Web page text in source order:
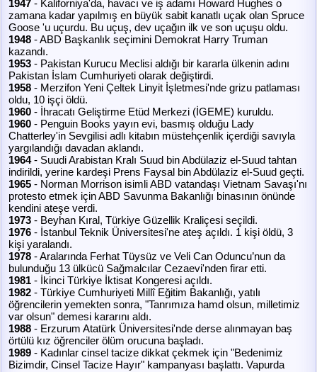
1947 - Kaliforniya'da, havacı ve iş adamı Howard Hughes o
zamana kadar yapılmış en büyük sabit kanatlı uçak olan Spruce
Goose 'u uçurdu. Bu uçuş, dev uçağın ilk ve son uçuşu oldu.
1948 - ABD Başkanlık seçimini Demokrat Harry Truman
kazandı.
1953 - Pakistan Kurucu Meclisi aldığı bir kararla ülkenin adını
Pakistan İslam Cumhuriyeti olarak değiştirdi.
1958 - Merzifon Yeni Çeltek Linyit İşletmesi'nde grizu patlaması
oldu, 10 işçi öldü.
1960 - İhracatı Geliştirme Etüd Merkezi (İGEME) kuruldu.
1960 - Penguin Books yayın evi, basmış olduğu Lady
Chatterley'in Sevgilisi adlı kitabın müstehçenlik içerdiği savıyla
yargılandığı davadan aklandı.
1964- Suudi Arabistan Kralı Suud bin Abdülaziz el-Suud tahtan
indirildi, yerine kardeşi Prens Faysal bin Abdülaziz el-Suud geçti.
1965 - Norman Morrison isimli ABD vatandaşı Vietnam Savaşı'nı
protesto etmek için ABD Savunma Bakanlığı binasının önünde
kendini ateşe verdi.
1973 - Beyhan Kıral, Türkiye Güzellik Kraliçesi seçildi.
1976 - İstanbul Teknik Üniversitesi'ne ateş açıldı. 1 kişi öldü, 3
kişi yaralandı.
1978 - Aralarında Ferhat Tüysüz ve Veli Can Oduncu’nun da
bulunduğu 13 ülkücü Sağmalcılar Cezaevi'nden firar etti.
1981 - İkinci Türkiye İktisat Kongeresi açıldı.
1982 - Türkiye Cumhuriyeti Millî Eğitim Bakanlığı, yatılı
öğrencilerin yemekten sonra, "Tanrımıza hamd olsun, milletimiz
var olsun" demesi kararını aldı.
1988 - Erzurum Atatürk Üniversitesi'nde derse alınmayan baş
örtülü kız öğrenciler ölüm orucuna başladı.
1989 - Kadınlar cinsel tacize dikkat çekmek için "Bedenimiz
Bizimdir, Cinsel Tacize Hayır" kampanyası başlattı. Vapurda